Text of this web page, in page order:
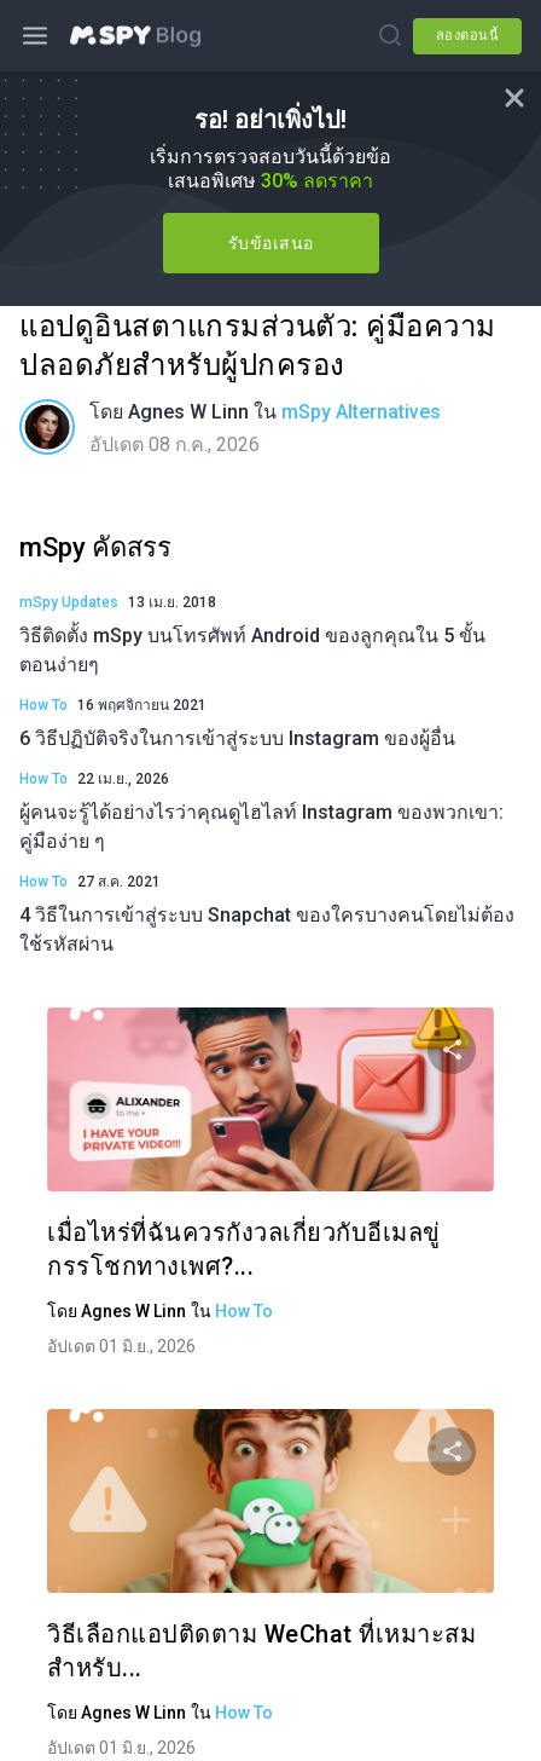
ลองตอนนี้
รอ! อย่าเพิ่งไป!
เริ่มการตรวจสอบวันนี้ด้วยข้อ
เสนอพิเศษ 30% ลดราคา
รับข้อเสนอ
แอปดูอินสตาแกรมส่วนตัว: คู่มือความ
ปลอดภัยสำหรับผู้ปกครอง
โดย Agnes W Linn ใน mSpy Alternatives
อัปเดต 08 ก.ค., 2026
mSpy คัดสรร
mSpy Updates 13 เม.ย. 2018
วิธีติดตั้ง mSpy บนโทรศัพท์ Android ของลูกคุณใน 5 ขั้น
ตอนง่ายๆ
How To 16 พฤศจิกายน 2021
6 วิธีปฏิบัติจริงในการเข้าสู่ระบบ Instagram ของผู้อื่น
How To 22 เม.ย., 2026
ผู้คนจะรู้ได้อย่างไรว่าคุณดูไฮไลท์ Instagram ของพวกเขา:
คู่มือง่าย ๆ
How To 27 ส.ค. 2021
4 วิธีในการเข้าสู่ระบบ Snapchat ของใครบางคนโดยไม่ต้อง
ใช้รหัสผ่าน
เมื่อไหร่ที่ฉันควรกังวลเกี่ยวกับอีเมลขู่
กรรโชกทางเพศ?...
โดย Agnes W Linn ใน How To
อัปเดต 01 มิ.ย., 2026
วิธีเลือกแอปติดตาม WeChat ที่เหมาะสม
สำหรับ...
โดย Agnes W Linn ใน How To
อัปเดต 01 มิ.ย., 2026